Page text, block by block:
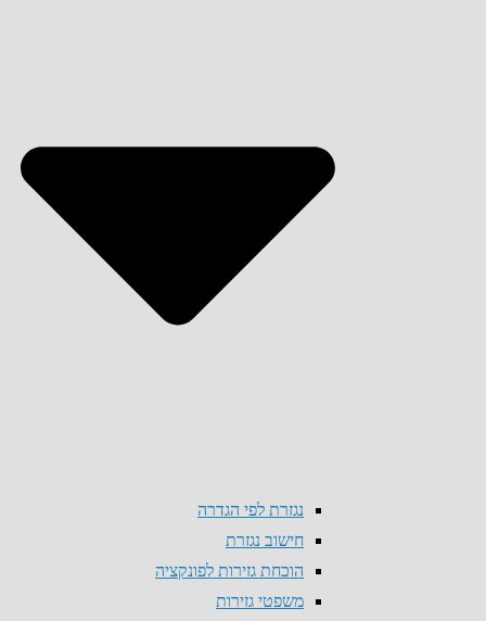
נגזרת לפי הגדרה
חישוב נגזרת
הוכחת גזירות לפונקציה
משפטי גזירות